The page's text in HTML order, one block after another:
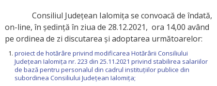
Consiliul Judeţean Ialomiţa se convoacă de îndată,
on-line, în şedinţă în ziua de 28.12.2021, ora 14,00 având
pe ordinea de zi discutarea și adoptarea următoarelor:
proiect de hotărâre privind modificarea Hotărârii Consiliului
Judeţean Ialomiţa nr. 223 din 25.11.2021 privind stabilirea salariilor
de bază pentru personalul din cadrul instituţiilor publice din
subordinea Consiliului Judeţean Ialomiţa;